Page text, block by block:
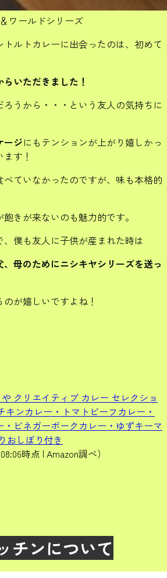
ワールドシリーズ
ルトカレーに出会ったのは、初めて
いただきました！
うから・・・という友人の気持ちに
ージにもテンションが上がり嬉しかっ
す！
べていなかったのですが、味も本格的
きが来ないのも魅力的です。
、僕も友人に子供が産まれた時は
母のためにニシキヤシリーズを送っ
が嬉しいですよね！
や クリエイティブ カレー セレクショ
キンカレー・トマトビーフカレー・
ビネガーポークカレー・ゆずキーマ
おしぼり付き
時点 | Amazon調べ）
チンについて